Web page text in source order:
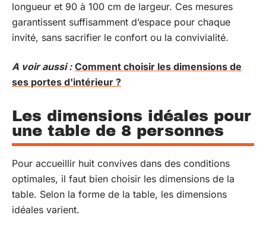
longueur et 90 à 100 cm de largeur. Ces mesures
garantissent suffisamment d’espace pour chaque
invité, sans sacrifier le confort ou la convivialité.
A voir aussi : Comment choisir les dimensions de
ses portes d'intérieur ?
Les dimensions idéales pour
une table de 8 personnes
Pour accueillir huit convives dans des conditions
optimales, il faut bien choisir les dimensions de la
table. Selon la forme de la table, les dimensions
idéales varient.